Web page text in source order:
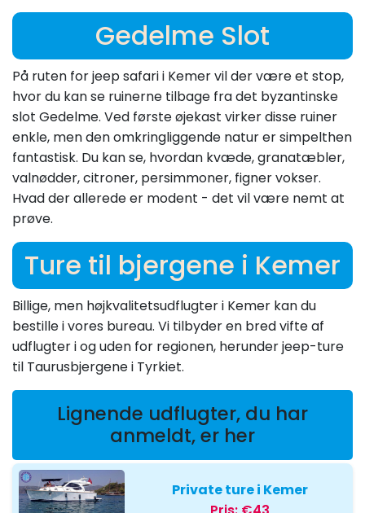
Gedelme Slot
På ruten for jeep safari i Kemer vil der være et stop,
hvor du kan se ruinerne tilbage fra det byzantinske
slot Gedelme. Ved første øjekast virker disse ruiner
enkle, men den omkringliggende natur er simpelthen
fantastisk. Du kan se, hvordan kvæde, granatæbler,
valnødder, citroner, persimmoner, figner vokser.
Hvad der allerede er modent - det vil være nemt at
prøve.
Ture til bjergene i Kemer
Billige, men højkvalitetsudflugter i Kemer kan du
bestille i vores bureau. Vi tilbyder en bred vifte af
udflugter i og uden for regionen, herunder jeep-ture
til Taurusbjergene i Tyrkiet.
Lignende udflugter, du har
anmeldt, er her
Private ture i Kemer